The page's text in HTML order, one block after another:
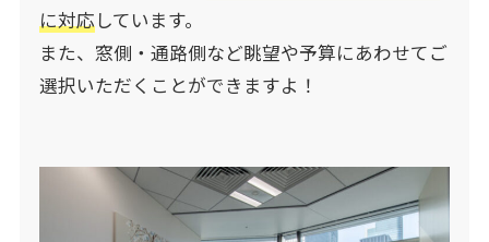
に対応 しています。
また、窓側・通路側など眺望や予算にあわせてご
選択いただくことができますよ！